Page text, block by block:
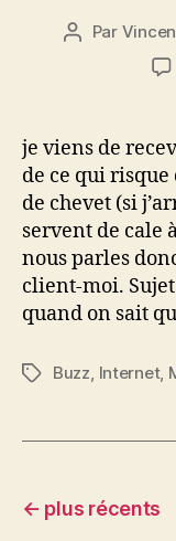
Auteur
Par
je viens de
de ce qui
de chevet (si
servent de cale
nous parles
client-moi.
quand on sait
Étiquettes
Buzz Internet,
← plus récents